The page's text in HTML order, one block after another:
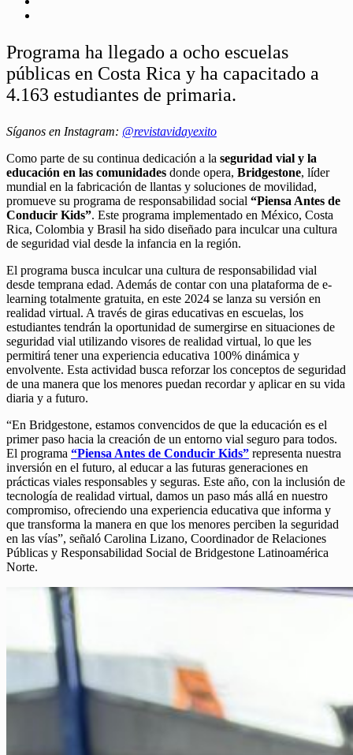
Programa ha llegado a ocho escuelas
públicas en Costa Rica y ha capacitado a
4.163 estudiantes de primaria.
Síganos en Instagram: @revistavidayexito
Como parte de su continua dedicación a la seguridad vial y la
educación en las comunidades donde opera, Bridgestone, líder
mundial en la fabricación de llantas y soluciones de movilidad,
promueve su programa de responsabilidad social “Piensa Antes de
Conducir Kids”. Este programa implementado en México, Costa
Rica, Colombia y Brasil ha sido diseñado para inculcar una cultura
de seguridad vial desde la infancia en la región.
El programa busca inculcar una cultura de responsabilidad vial
desde temprana edad. Además de contar con una plataforma de e-
learning totalmente gratuita, en este 2024 se lanza su versión en
realidad virtual. A través de giras educativas en escuelas, los
estudiantes tendrán la oportunidad de sumergirse en situaciones de
seguridad vial utilizando visores de realidad virtual, lo que les
permitirá tener una experiencia educativa 100% dinámica y
envolvente. Esta actividad busca reforzar los conceptos de seguridad
de una manera que los menores puedan recordar y aplicar en su vida
diaria y a futuro.
“En Bridgestone, estamos convencidos de que la educación es el
primer paso hacia la creación de un entorno vial seguro para todos.
El programa “Piensa Antes de Conducir Kids” representa nuestra
inversión en el futuro, al educar a las futuras generaciones en
prácticas viales responsables y seguras. Este año, con la inclusión de
tecnología de realidad virtual, damos un paso más allá en nuestro
compromiso, ofreciendo una experiencia educativa que informa y
que transforma la manera en que los menores perciben la seguridad
en las vías”, señaló Carolina Lizano, Coordinador de Relaciones
Públicas y Responsabilidad Social de Bridgestone Latinoamérica
Norte.